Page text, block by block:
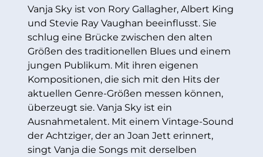
Vanja Sky ist von Rory Gallagher, Albert King
und Stevie Ray Vaughan beeinflusst. Sie
schlug eine Brücke zwischen den alten
Größen des traditionellen Blues und einem
jungen Publikum. Mit ihren eigenen
Kompositionen, die sich mit den Hits der
aktuellen Genre-Größen messen können,
überzeugt sie. Vanja Sky ist ein
Ausnahmetalent. Mit einem Vintage-Sound
der Achtziger, der an Joan Jett erinnert,
singt Vanja die Songs mit derselben